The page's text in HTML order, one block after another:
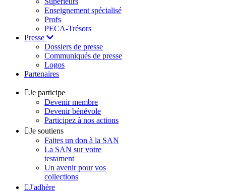
Enseignement spécialisé
Profs
PECA-Trésors
Presse
Dossiers de presse
Communiqués de presse
Logos
Partenaires
Je participe
Devenir membre
Devenir bénévole
Participez à nos actions
Je soutiens
Faites un don à la SAN
La SAN sur votre
testament
Un avenir pour vos
collections
J'adhère